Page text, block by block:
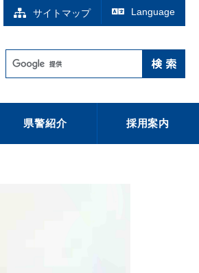
サイトマップ Language
県警紹介 採用案内